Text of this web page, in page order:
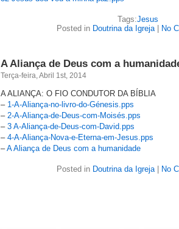
Tags:Jesus
Posted in Doutrina da Igreja| No
A Aliança de Deus com a
Terça-feira, Abril 1st, 2014
A ALIANÇA: O FIO CONDUTOR DA BÍBLIA
– 1-A-Aliança-no-livro-do-Génesis.pps
– 2-A-Aliança-de-Deus-com-Moisés.pps
– 3 A-Aliança-de-Deus-com-David.pps
– 4-A-Aliança-Nova-e-Eterna-em-Jesus.pps
–A Aliança de Deus com a humanidade
Posted in Doutrina da Igreja| No